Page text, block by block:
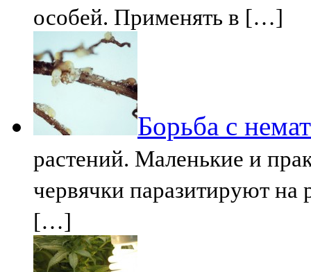
особей. Применять в […]
Борьба с
растений. Маленькие и
червячки паразитируют на
[…]